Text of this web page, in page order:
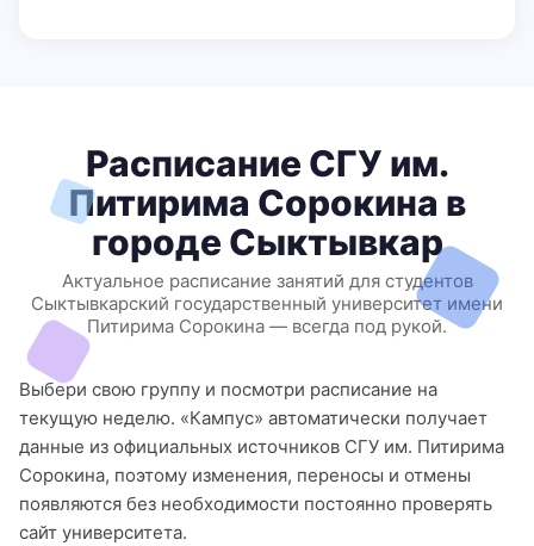
Расписание СГУ им.
Питирима Сорокина в
городе Сыктывкар
Актуальное расписание занятий для студентов
Сыктывкарский государственный университет имени
Питирима Сорокина — всегда под рукой.
Выбери свою группу и посмотри расписание на
текущую неделю. «Кампус» автоматически получает
данные из официальных источников СГУ им. Питирима
Сорокина, поэтому изменения, переносы и отмены
появляются без необходимости постоянно проверять
сайт университета.